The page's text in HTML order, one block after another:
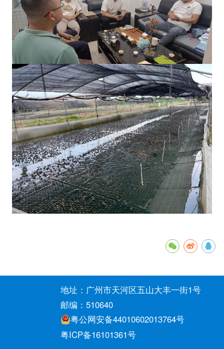
地址：广州市天河区五山大丰一街1号
邮编：510640
粤公网安备44010602013764号
粤ICP备16101361号